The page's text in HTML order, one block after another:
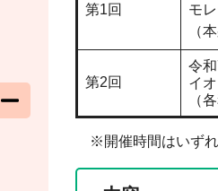
第1回
モ
（
第2回
令
イ
（
※開催時間はいずれ